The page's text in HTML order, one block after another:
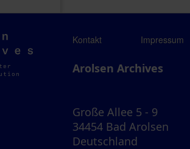
Kontakt Impressum
Arolsen Archives
Große Allee 5 - 9
34454 Bad Arolsen
Deutschland